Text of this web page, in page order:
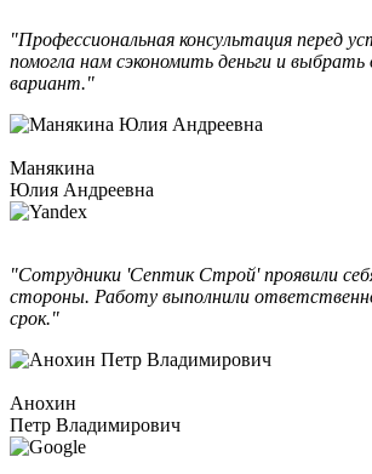
"Профессиональная консультация перед
помогла нам сэкономить деньги и
вариант."
Манякина
Юлия Андреевна
"Сотрудники 'Септик Строй' проявили
стороны. Работу выполнили
срок."
Анохин
Петр Владимирович